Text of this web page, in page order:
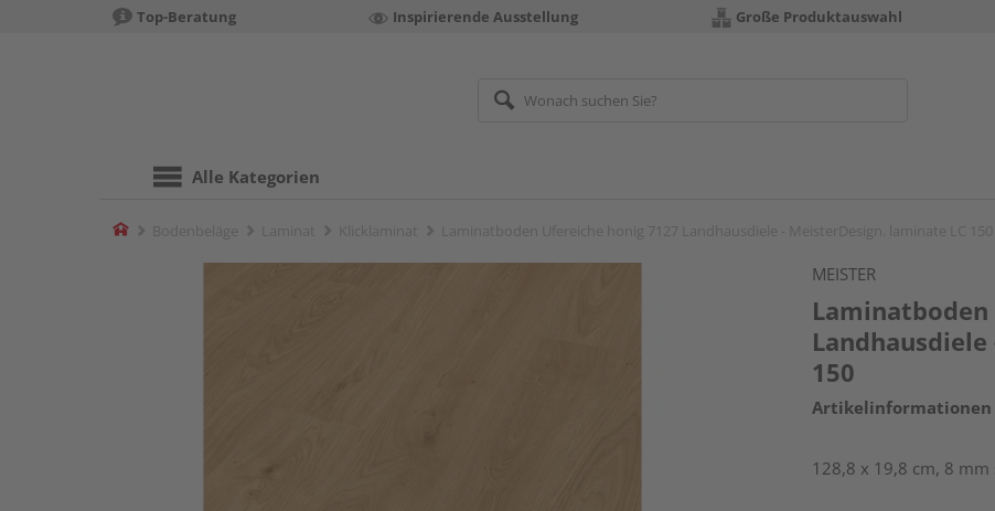
Top-Beratung Inspirierende Ausstellung Große Produktauswahl
Alle Kategorien
Home
MEISTER
150
Artikelinformationen
128,8 x 19,8 cm, 8 mm